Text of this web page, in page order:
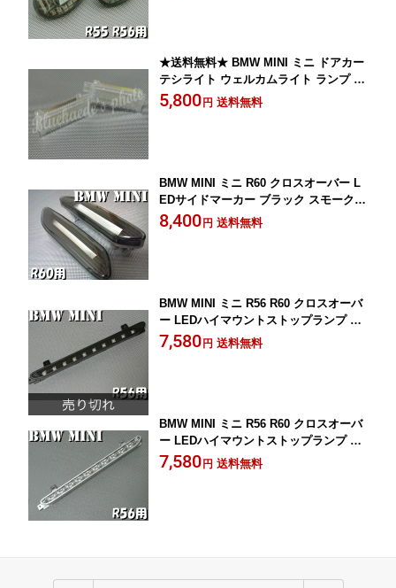
★送料無料★ BMW MINI ミニ ドアカー
テシライト ウェルカムライト ランプ 左
右セット R55 R56 18LED 10P05Nov16
【RCP】
5,800 円 送料無料
BMW MINI ミニ R60 クロスオーバー L
EDサイドマーカー ブラック スモーク
サイドウィンカー ミニクーパー 10P05N
ov16 【RCP】
8,400 円 送料無料
BMW MINI ミニ R56 R60 クロスオーバ
ー LEDハイマウントストップランプ イ
ンナーブラック 黒 ミニクーパー ブレー
キライト 10P05Nov16 【RCP】
7,580 円 送料無料
BMW MINI ミニ R56 R60 クロスオーバ
ー LEDハイマウントストップランプ イ
ンナー クローム クロム シルバー ミニ
クーパー ブレーキライト 10P05Nov16
7,580 円 送料無料